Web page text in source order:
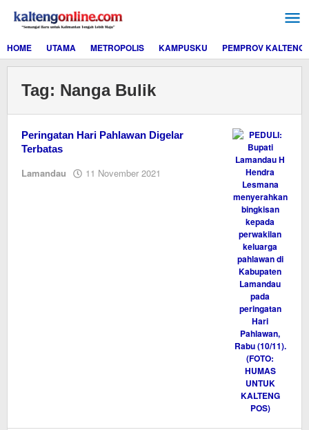
konten
HOME
UTAMA METROPOLIS KAMPUSKU PEMPROV KALTENG
Tag: Nanga Bulik
Peringatan Hari Pahlawan Digelar
Terbatas
Lamandau 11 November 2021